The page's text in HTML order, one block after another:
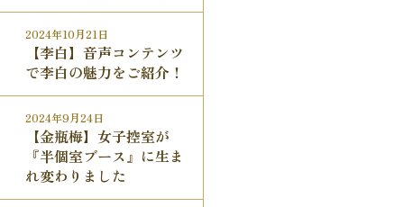
2024年10月21日
【李白】音声コンテンツ
で李白の魅力をご紹介！
2024年9月24日
【金瓶梅】女子控室が
『半個室ブース』に生ま
れ変わりました